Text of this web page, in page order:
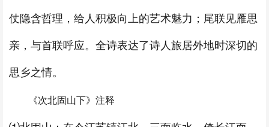
仗隐含哲理，给人积极向上的艺术魅力；尾联见雁思
亲，与首联呼应。全诗表达了诗人旅居外地时深切的
思乡之情。
《次北固山下》注释